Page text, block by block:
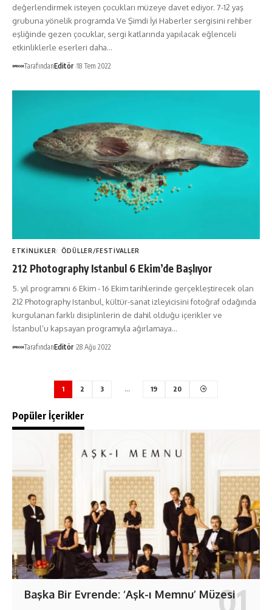
değerlendirmek isteyen çocukları müzeye davet ediyor. 7-12 yaş
grubuna yönelik programda Ve Şimdi İyi Haberler sergisini rehber
eşliğinde gezen çocuklar, sergi katlarında yapılacak eğlenceli
etkinliklerle eserleri daha…
TarafındanEditör 18 Tem 2022
ETKINLIKLER ÖDÜLLER/FESTIVALLER
212 Photography Istanbul 6 Ekim’de Başlıyor
5. yıl programını 6 Ekim - 16 Ekim tarihlerinde gerçekleştirecek olan
212 Photography Istanbul, kültür-sanat izleyicisini fotoğraf odağında
kurgulanan farklı disiplinlerin de dahil olduğu içerikler ve
İstanbul’u kapsayan programıyla ağırlamaya…
TarafındanEditör 28 Ağu 2022
1 2 3 … 19 20
Popüler İçerikler
Başka Bir Evrende: ‘Aşk-ı Memnu’ Müzesi